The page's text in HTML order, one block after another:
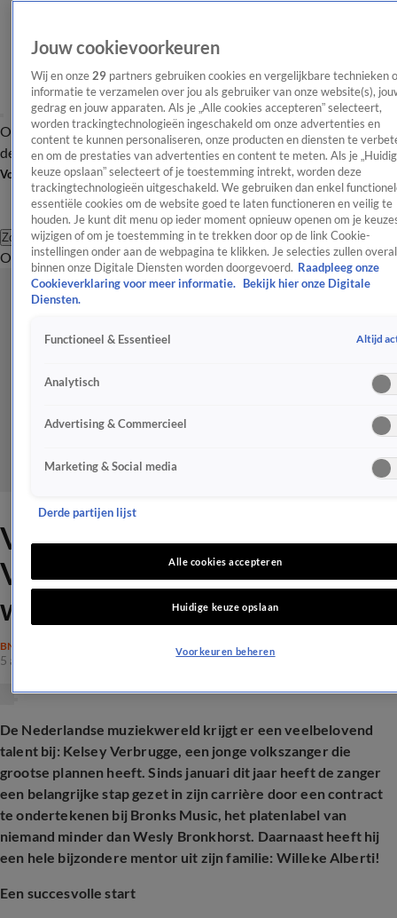
OverzichtAfleveringen Entertainment TV Algemeen
Tip
de redactieNieuwsbrief
Volg Shownieuws
Zoeken
OverzichtEntertainmentSpraakmakendRealityCrimeVideo's
Volkszanger Kelsey
Verbrugge timmert aan de
weg: 'Grootse plannen!'
BN'ERS
5 apr 2025, 22:51
De Nederlandse muziekwereld krijgt er een veelbelovend
talent bij: Kelsey Verbrugge, een jonge volkszanger die
grootse plannen heeft. Sinds januari dit jaar heeft de zanger
een belangrijke stap gezet in zijn carrière door een contract
te ondertekenen bij Bronks Music, het platenlabel van
niemand minder dan Wesly Bronkhorst. Daarnaast heeft hij
een hele bijzondere mentor uit zijn familie: Willeke Alberti!
Een succesvolle start
Jouw cookievoorkeuren
Wij en onze 29 partners gebruiken cookies en vergelijkbare technieken
informatie te verzamelen over jou als gebruiker van onze website(s),
gedrag en jouw apparaten. Als je „Alle cookies accepteren” selecteert,
worden trackingtechnologieën ingeschakeld om onze advertenties en
content te kunnen personaliseren, onze producten en diensten te
en om de prestaties van advertenties en content te meten. Als je
keuze opslaan” selecteert of je toestemming intrekt, worden deze
trackingtechnologieën uitgeschakeld. We gebruiken dan enkel
essentiële cookies om de website goed te laten functioneren en veilig te
houden. Je kunt dit menu op ieder moment opnieuw openen om je
wijzigen of om je toestemming in te trekken door op de link Cookie-
instellingen onder aan de webpagina te klikken. Je selecties zullen overal
binnen onze Digitale Diensten worden doorgevoerd. Raadpleeg onze
Cookieverklaring voor meer informatie.
Bekijk hier onze Digitale
Diensten.
Functioneel & Essentieel Altijd
Analytisch
Advertising & Commercieel
Marketing & Social media
Derde partijen lijst
Alle cookies accepteren
Huidige keuze opslaan
Voorkeuren beheren